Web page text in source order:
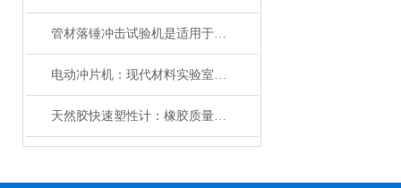
管材落锤冲击试验机是适用于测试材料抗冲击性能的一种测试仪器
电动冲片机：现代材料实验室的高效制样利器
天然胶快速塑性计：橡胶质量检测的关键利器